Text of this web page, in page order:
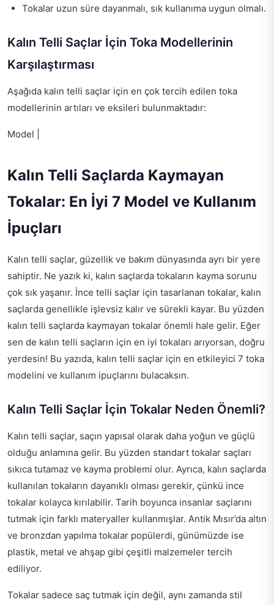
Tokalar uzun süre dayanmalı, sık kullanıma uygun olmalı.
Kalın Telli Saçlar İçin Toka Modellerinin
Karşılaştırması
Aşağıda kalın telli saçlar için en çok tercih edilen toka
modellerinin artıları ve eksileri bulunmaktadır:
Model |
Kalın Telli Saçlarda Kaymayan
Tokalar: En İyi 7 Model ve Kullanım
İpuçları
Kalın telli saçlar, güzellik ve bakım dünyasında ayrı bir yere
sahiptir. Ne yazık ki, kalın saçlarda tokaların kayma sorunu
çok sık yaşanır. İnce telli saçlar için tasarlanan tokalar, kalın
saçlarda genellikle işlevsiz kalır ve sürekli kayar. Bu yüzden
kalın telli saçlarda kaymayan tokalar önemli hale gelir. Eğer
sen de kalın telli saçların için en iyi tokaları arıyorsan, doğru
yerdesin! Bu yazıda, kalın telli saçlar için en etkileyici 7 toka
modelini ve kullanım ipuçlarını bulacaksın.
Kalın Telli Saçlar İçin Tokalar Neden Önemli?
Kalın telli saçlar, saçın yapısal olarak daha yoğun ve güçlü
olduğu anlamına gelir. Bu yüzden standart tokalar saçları
sıkıca tutamaz ve kayma problemi olur. Ayrıca, kalın saçlarda
kullanılan tokaların dayanıklı olması gerekir, çünkü ince
tokalar kolayca kırılabilir. Tarih boyunca insanlar saçlarını
tutmak için farklı materyaller kullanmışlar. Antik Mısır’da altın
ve bronzdan yapılma tokalar popülerdi, günümüzde ise
plastik, metal ve ahşap gibi çeşitli malzemeler tercih
ediliyor.
Tokalar sadece saç tutmak için değil, aynı zamanda stil